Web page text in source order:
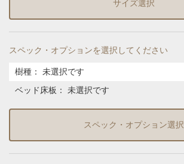
サイズ選択
スペック・オプションを選択してください
樹種 ：
未選択です
ベッド床板 ： 未選択です
スペック・オプション選択